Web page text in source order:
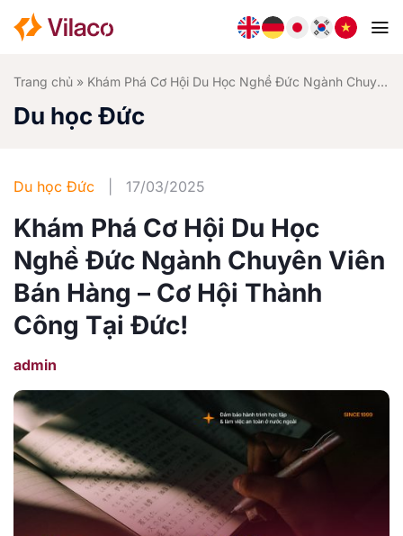
qua
Trang chủ » Khám Phá Cơ Hội Du Học Nghề Đức Ngành Chuyên Viên Bán Hàng – Cơ Hội Thành Công Tại Đức!
Du học Đức
Du học Đức 17/03/2025
Khám Phá Cơ Hội Du Học
Nghề Đức Ngành Chuyên Viên
Bán Hàng – Cơ Hội Thành
Công Tại Đức!
admin